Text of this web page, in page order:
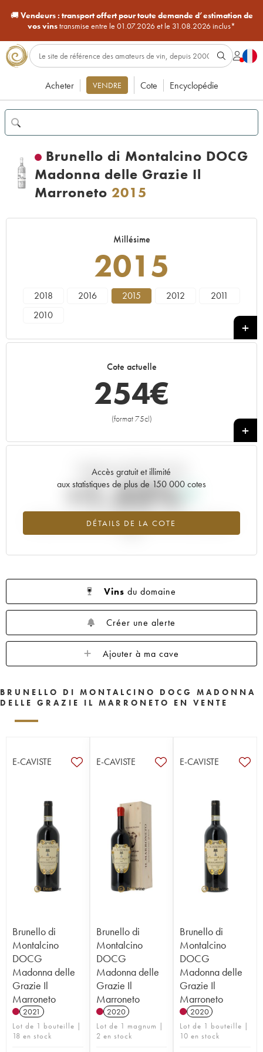
🚚Vendeurs : transport offert pour toute demande d’estimation de
vos vinstransmise entre le 01.07.2026 et le 31.08.2026 inclus*
Acheter VENDRE Cote Encyclopédie
Brunello di Montalcino DOCG
Madonna delle Grazie Il
Marroneto 2015
Millésime
2015
2018 2016 2015 2012
2011
2010
Cote actuelle
254€
(format 75cl)
+
Accès gratuit et illimité
aux statistiques de plus de 150 000 cotes
DÉTAILS DE LA COTE
Tendance actuelle de la cote
+1.52%
Tendance à la hausse du millésime 2015 en 2026 par rapport à
Vins du domaine
Créer une alerte
Ajouter à ma cave
BRUNELLO DI MONTALCINO DOCG MADONNA
DELLE GRAZIE IL MARRONETO EN VENTE
E-CAVISTE
Brunello di
Montalcino
DOCG
Madonna delle
Grazie Il
Marroneto
2021
Lot de 1 bouteille |
18 en stock
E-CAVISTE
Brunello di
Montalcino
DOCG
Madonna delle
Grazie Il
Marroneto
2020
Lot de 1 magnum |
2 en stock
E-CAVISTE
Brunello di
Montalcino
DOCG
Madonna delle
Grazie Il
Marroneto
2020
Lot de 1 bouteille |
10 en stock